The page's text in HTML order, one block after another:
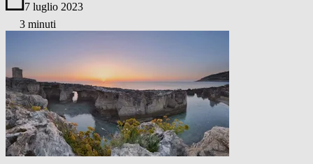
7 luglio 2023
3 minuti